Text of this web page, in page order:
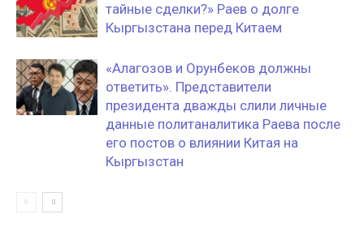
тайные сделки?» Раев о долге
Кыргызстана перед Китаем
«Алагозов и Орунбеков должны
ответить». Представители
президента дважды слили личные
данные политаналитика Раева после
его постов о влиянии Китая на
Кыргызстан